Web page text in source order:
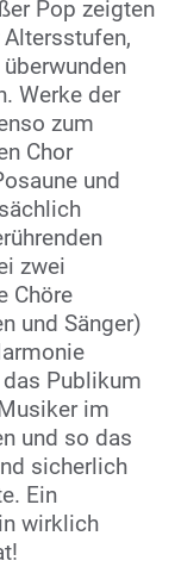
Pop zeigten
Altersstufen,
Werke der
zum
Chor
und
zwei
Chöre
und Sänger)
Publikum
im
und so das
sicherlich
Ein
wirklich